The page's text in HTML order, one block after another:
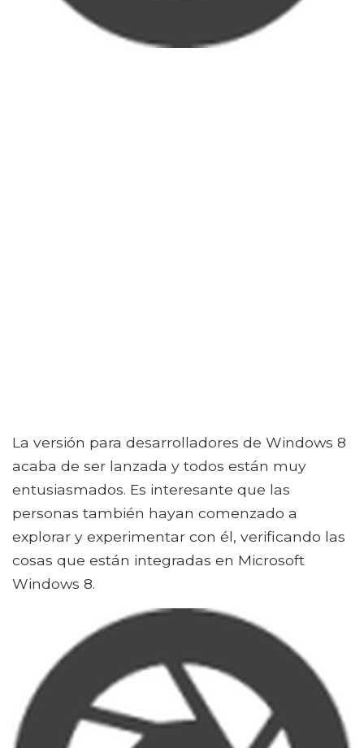
La versión para desarrolladores de Windows 8
acaba de ser lanzada y todos están muy
entusiasmados. Es interesante que las
personas también hayan comenzado a
explorar y experimentar con él, verificando las
cosas que están integradas en Microsoft
Windows 8.